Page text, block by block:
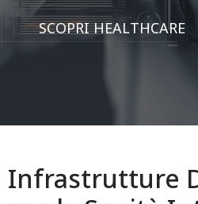
SCOPRI HEALTHCARE
Infrastrutture